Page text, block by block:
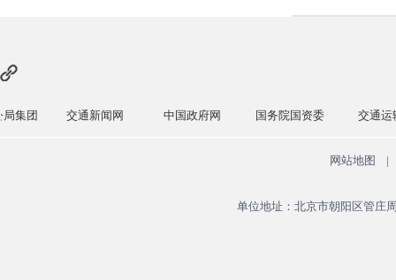
交通新闻网 中国政府网 国务院国资委 交通运输部
网站地图 |
单位地址：北京市朝阳区管庄